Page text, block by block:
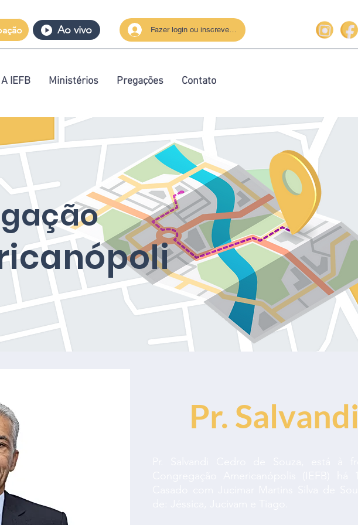
Ao vivo Fazer login ou inscrever-se
A IEFB Ministérios Pregações Contato
Pr. Salvandi